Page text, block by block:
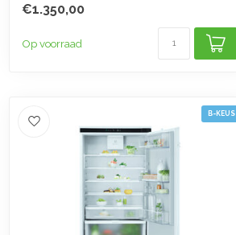
€1.350,00
Op voorraad
B-KEUS